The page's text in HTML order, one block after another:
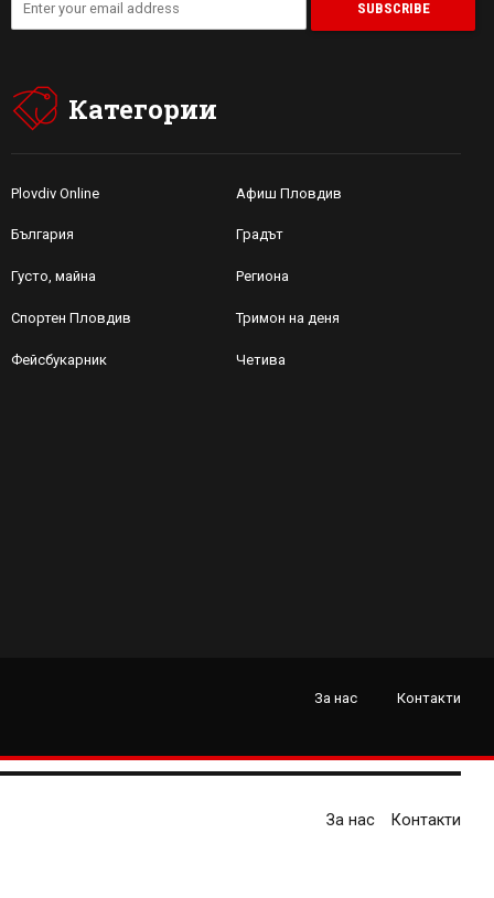
Категории
Plovdiv Online Афиш Пловдив
България Градът
Густо, майна Региона
Спортен Пловдив Тримон на деня
Фейсбукарник Четива
За нас Контакти
За нас Контакти